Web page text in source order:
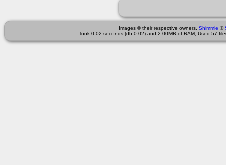
Images © their respective owners, Shimmie ©
Took 0.02 seconds (db:0.02) and 2.00MB of RAM; Used 57